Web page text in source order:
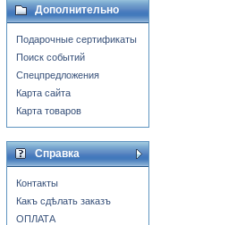
Дополнительно
Подарочные сертификаты
Поиск событий
Спецпредложения
Карта сайта
Карта товаров
Справка
Контакты
Какъ сдѣлать заказъ
ОПЛАТА